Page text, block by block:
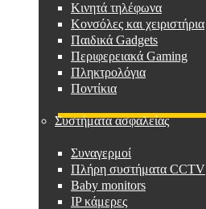
Κινητά τηλέφωνα
Κονσόλες και χειριστήρια
Παιδικά Gadgets
Περιφερειακά Gaming
Πληκτρολόγια
Ποντίκια
Συστήματα ασφαλείας
Συναγερμοί
Πλήρη συστήματα CCTV
Baby monitors
IP κάμερες